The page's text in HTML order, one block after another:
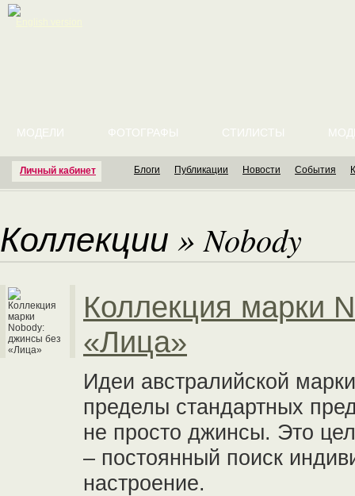
Личный кабинет
МОДЕЛИ ФОТОГРАФЫ СТИЛИСТЫ
Блоги Публикации Новости События
Коллекции »Nobody
Коллекция марки
«Лица»
Идеи австралийской
пределы стандартных
не просто джинсы. Это
– постоянный поиск
настроение.